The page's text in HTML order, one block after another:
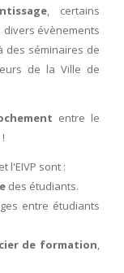
, certains
évènements
des séminaires de
de la Ville de
entre le
l'EIVP sont :
des étudiants.
entre étudiants
de formation,